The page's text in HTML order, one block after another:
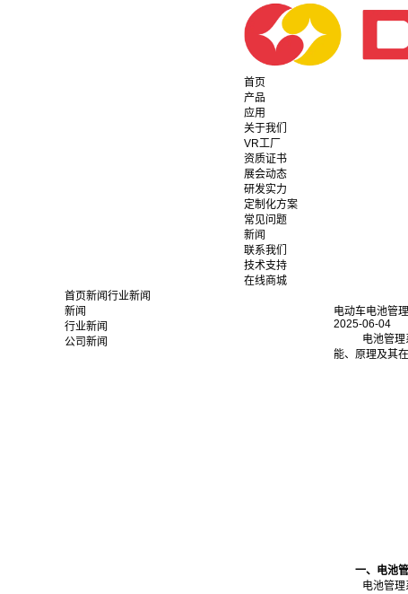
首页
产品
应用
关于我们
VR工厂
资质证书
展会动态
研发实力
定制化方案
常见问题
新闻
联系我们
技术支持
在线商城
首页新闻行业新闻
新闻
行业新闻
公司新闻
电动车电池管
2025-06-04
电池管
能、原理及其
一、电池
电池管